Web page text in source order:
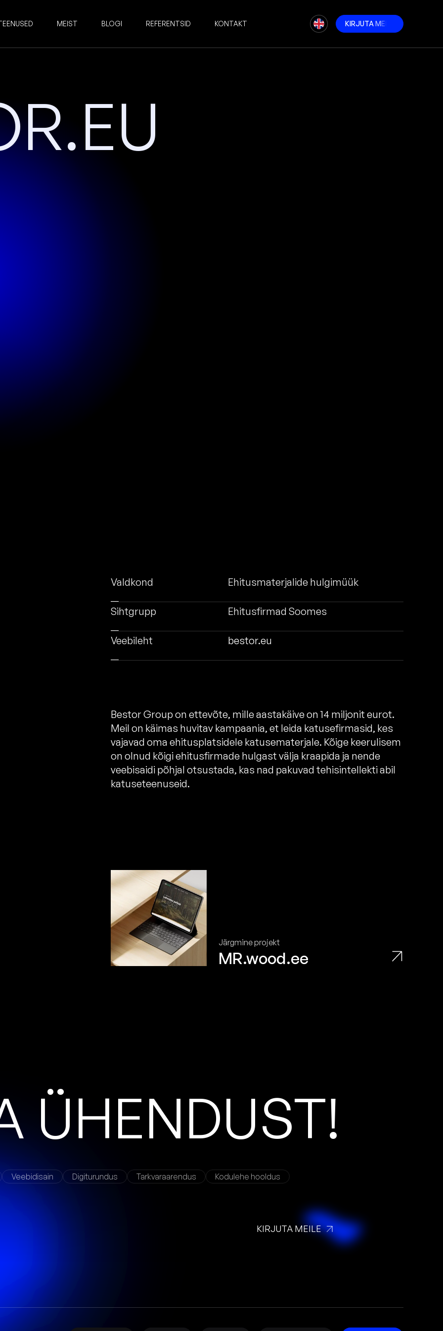
MEIST BLOGI REFERENTSID KONTAKT KIRJUTAME
Valdkond Ehitusmaterjalide hulgimüük
Sihtgrupp Ehitusfirmad Soomes
Veebileht bestor.eu
Bestor Group on ettevõte, mille aastakäive on 14 miljonit eurot.
Meil on käimas huvitav kampaania, et leida katusefirmasid, kes
vajavad oma ehitusplatsidele katusematerjale. Kõige keerulisem
on olnud kõigi ehitusfirmade hulgast välja kraapida ja nende
veebisaidi põhjal otsustada, kas nad pakuvad tehisintellekti abil
katuseteenuseid.
Järgmine projekt
MR.wood.ee
ÜHENDUST!
Veebidisain Digiturundus Tarkvaraarendus Kodulehe hooldus
KIRJUTA MEILE